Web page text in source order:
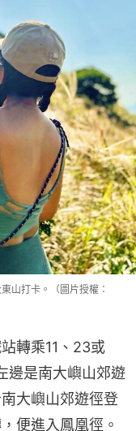
山打卡。（圖片授權：
轉乘11、23或
邊是南大嶼山郊遊
大嶼山郊遊徑登
便進入鳳凰徑。